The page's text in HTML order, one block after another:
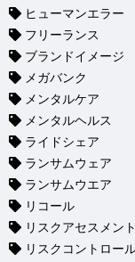
ヒューマンエラー
フリーランス
ブランドイメージ
メガバンク
メンタルケア
メンタルヘルス
ライドシェア
ランサムウェア
ランサムウエア
リコール
リスクアセスメント
リスクコントロー